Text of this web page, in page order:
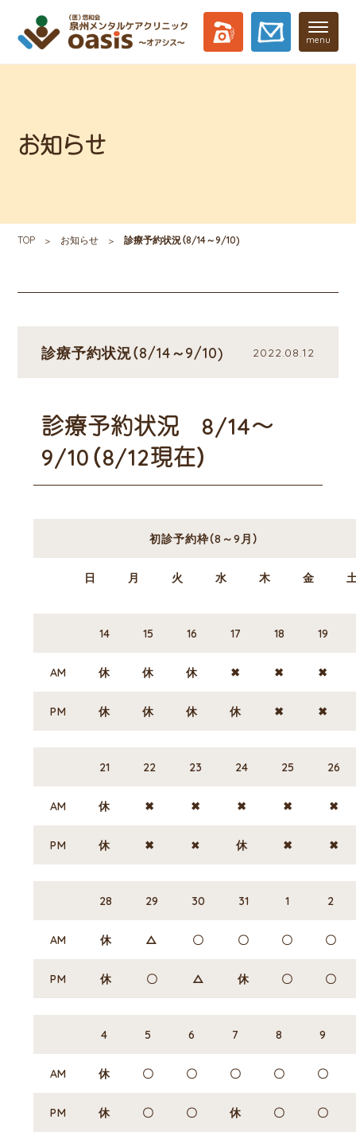
menu
お知らせ
TOP お知らせ 診療予約状況（8/14～9/10)
診療予約状況（8/14～9/10) 2022.08.12
診療予約状況 8/14～
9/10（8/12現在）
初診予約枠（8～9月）
日 月 火 水 木 金
14 15 16 17 18 19
AM 休 休 休 ✖ ✖ ✖
PM 休 休 休 休 ✖ ✖
21 22 23 24 25 26
AM 休 ✖ ✖ ✖ ✖ ✖
PM 休 ✖ ✖ 休 ✖ ✖
28 29 30 31 1 2
AM 休 △ 〇 〇 〇 〇
PM 休 〇 △ 休 〇 〇
4 5 6 7 8 9
AM 休 〇 〇 〇 〇 〇
PM 休 〇 〇 休 〇 〇